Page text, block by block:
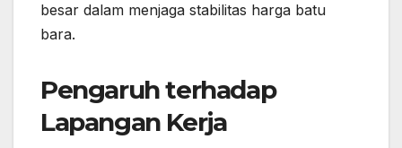
besar dalam menjaga stabilitas harga batu
bara.
Pengaruh terhadap
Lapangan Kerja